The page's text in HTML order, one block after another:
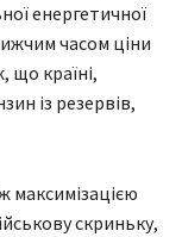
енергетичної
часом ціни
що країні,
із резервів,
максимізацією
скриньку,